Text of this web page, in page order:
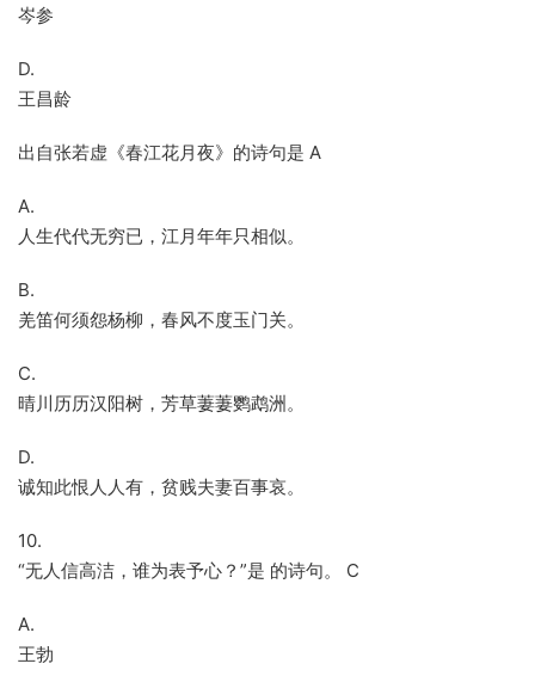
岑参
D.
王昌龄
出自张若虚《春江花月夜》的诗句是 A
A.
人生代代无穷已，江月年年只相似。
B.
羌笛何须怨杨柳，春风不度玉门关。
C.
晴川历历汉阳树，芳草萋萋鹦鹉洲。
D.
诚知此恨人人有，贫贱夫妻百事哀。
10.
“无人信高洁，谁为表予心？”是 的诗句。 C
A.
王勃